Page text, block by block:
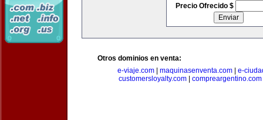
Precio Ofrecido $
Otros dominios en venta:
e-viaje.com| maquinasenventa.com| e-
customersloyalty.com| compreargentino.com